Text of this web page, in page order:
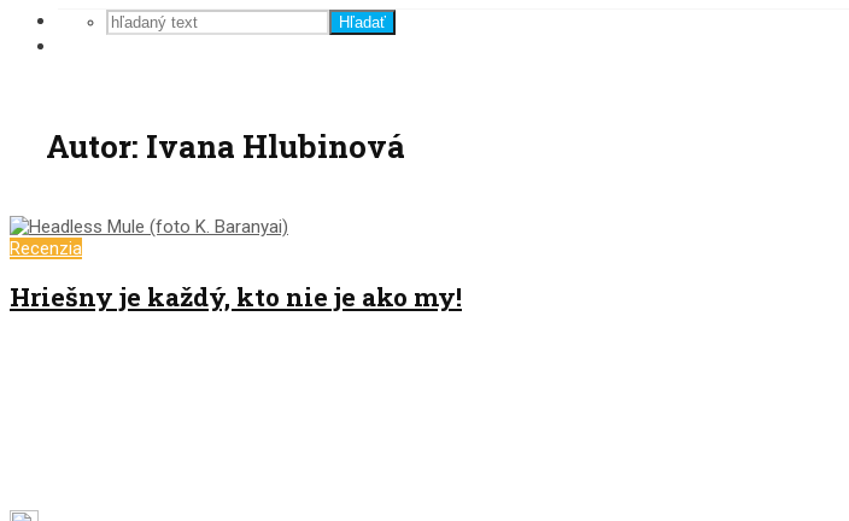
Hľadať
Autor: Ivana Hlubinová
Recenzia
Hriešny je každý, kto nie je ako my!